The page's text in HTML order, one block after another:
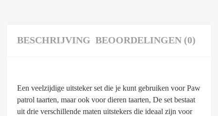
BESCHRIJVING BEOORDELINGEN (0)
Een veelzijdige uitsteker set die je kunt gebruiken voor Paw
patrol taarten, maar ook voor dieren taarten, De set bestaat
uit drie verschillende maten uitstekers die ideaal zijn voor